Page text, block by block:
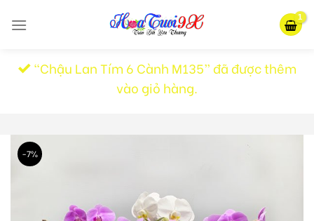
“Chậu Lan Tím 6 Cành M135” đã được thêm
vào giỏ hàng.
-7%